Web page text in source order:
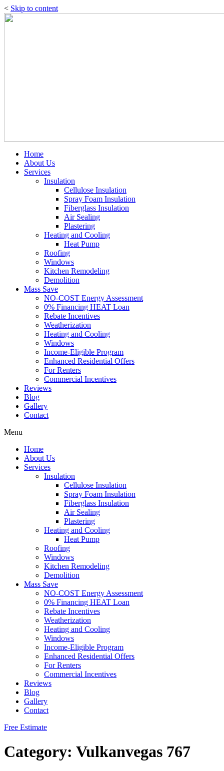
< Skip to content
Home
About Us
Services
Insulation
Cellulose Insulation
Spray Foam Insulation
Fiberglass Insulation
Air Sealing
Plastering
Heating and Cooling
Heat Pump
Roofing
Windows
Kitchen Remodeling
Demolition
Mass Save
NO-COST Energy Assessment
0% Financing HEAT Loan
Rebate Incentives
Weatherization
Heating and Cooling
Windows
Income-Eligible Program
Enhanced Residential Offers
For Renters
Commercial Incentives
Reviews
Blog
Gallery
Contact
Menu
Home
About Us
Services
Insulation
Cellulose Insulation
Spray Foam Insulation
Fiberglass Insulation
Air Sealing
Plastering
Heating and Cooling
Heat Pump
Roofing
Windows
Kitchen Remodeling
Demolition
Mass Save
NO-COST Energy Assessment
0% Financing HEAT Loan
Rebate Incentives
Weatherization
Heating and Cooling
Windows
Income-Eligible Program
Enhanced Residential Offers
For Renters
Commercial Incentives
Reviews
Blog
Gallery
Contact
Free Estimate
Category: Vulkanvegas 767